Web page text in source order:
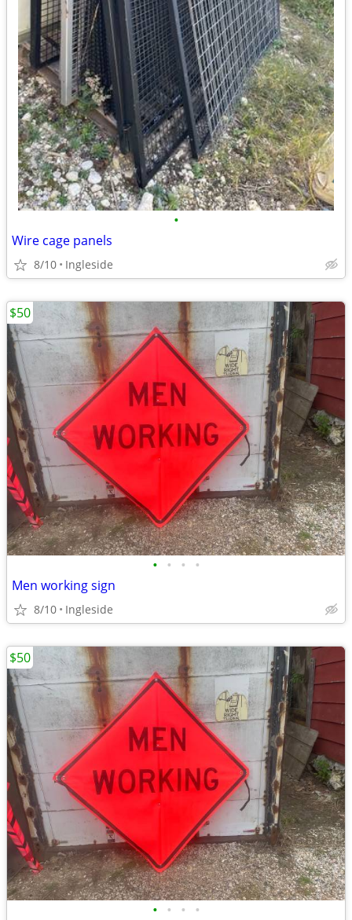
•
Wire cage panels
8/10 Ingleside
• • • •
Men working sign
8/10 Ingleside
$50
• • • •
$50